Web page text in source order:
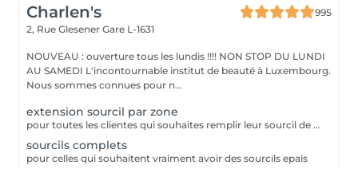
Charlen's
995
2, Rue Glesener Gare L-1631
NOUVEAU : ouverture tous les lundis !!!! NON STOP DU LUNDI
AU SAMEDI L'incontournable institut de beauté à Luxembourg.
Nous sommes connues pour n...
extension sourcil par zone
pour toutes les clientes qui souhaites remplir leur sourcil de facon temporaire et naturel cette prestation est faites pour vous
sourcils complets
pour celles qui souhaitent vraiment avoir des sourcils epais